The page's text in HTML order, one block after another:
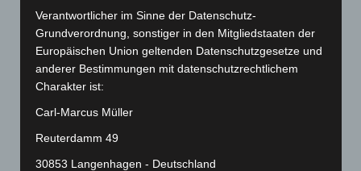
Mai 2025
(112)
April 2025(88)
März 2025(111)
Februar 2025(96)
Januar 2025
(88)
Verantwortlicher im Sinne der Datenschutz-
Grundverordnung, sonstiger in den Mitgliedstaaten der
Europäischen Union geltenden Datenschutzgesetze und
anderer Bestimmungen mit datenschutzrechtlichem
Charakter ist:
Carl-Marcus Müller
Reuterdamm 49
30853 Langenhagen - Deutschland